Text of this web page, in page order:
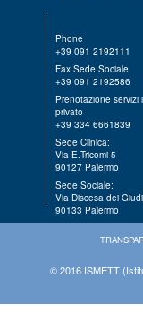
Phone
+39 091 2192111
Fax Sede Sociale
+39 091 2192586
Prenotazione servizi
privato
+39 334 6661839
Sede Clinica:
Via E.Tricomi 5
90127 Palermo
Sede Sociale:
Via Discesa dei
90133 Palermo
© 2016 ISMETT